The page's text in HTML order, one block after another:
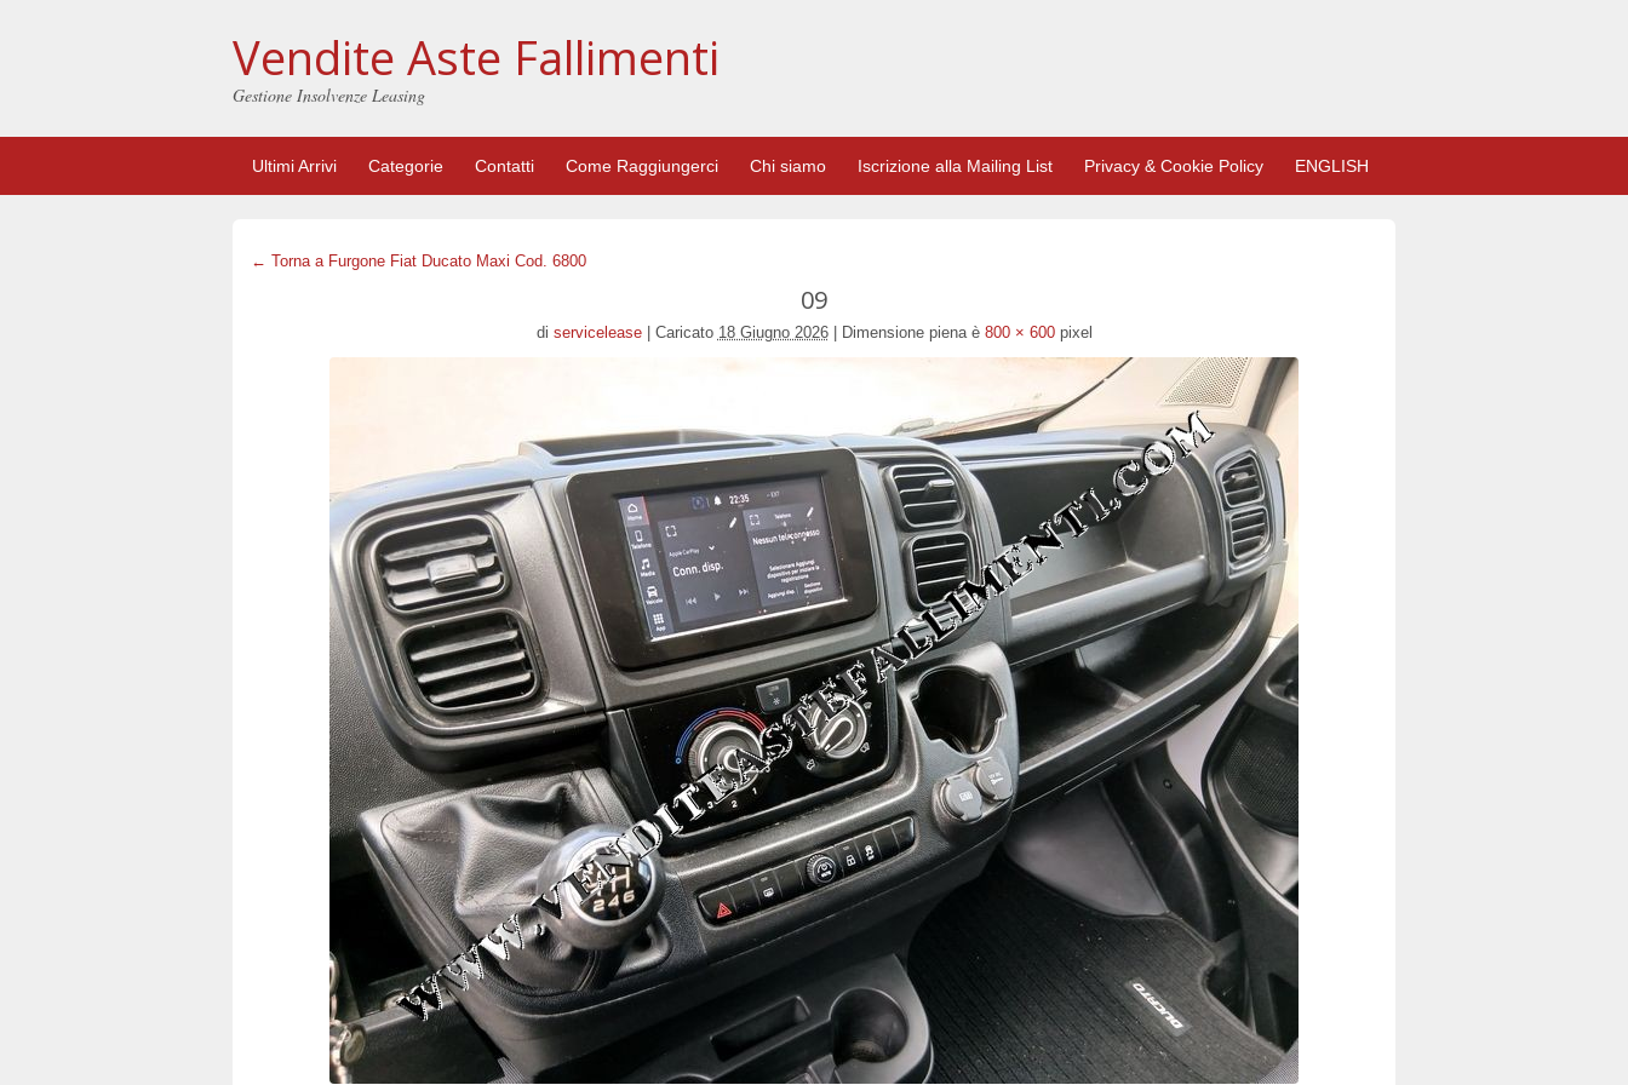
Vendite Aste Fallimenti
Gestione Insolvenze Leasing
Ultimi Arrivi Categorie Contatti Come Raggiungerci Chi siamo Iscrizione alla Mailing List Privacy & Cookie Policy ENGLISH
← Torna a Furgone Fiat Ducato Maxi Cod. 6800
09
di servicelease Caricato 18 Giugno 2026 Dimensione piena è 800 × 600pixel